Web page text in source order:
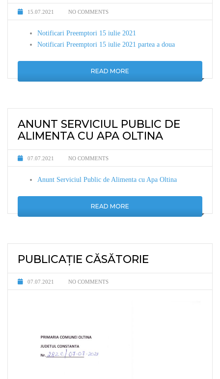
15.07.2021 NO COMMENTS
Notificari Preemptori 15 iulie 2021
Notificari Preemptori 15 iulie 2021 partea a doua
READ MORE
ANUNT SERVICIUL PUBLIC DE
ALIMENTA CU APA OLTINA
07.07.2021 NO COMMENTS
Anunt Serviciul Public de Alimenta cu Apa Oltina
READ MORE
PUBLICAȚIE CĂSĂTORIE
07.07.2021 NO COMMENTS